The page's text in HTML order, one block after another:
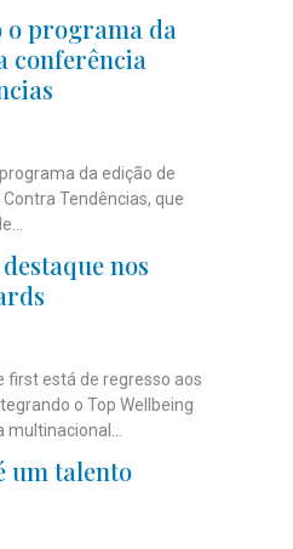
o programa da
conferência
da edição de
Tendências, que
nos
first está de regresso aos
o Top Wellbeing
multinacional...
um talento